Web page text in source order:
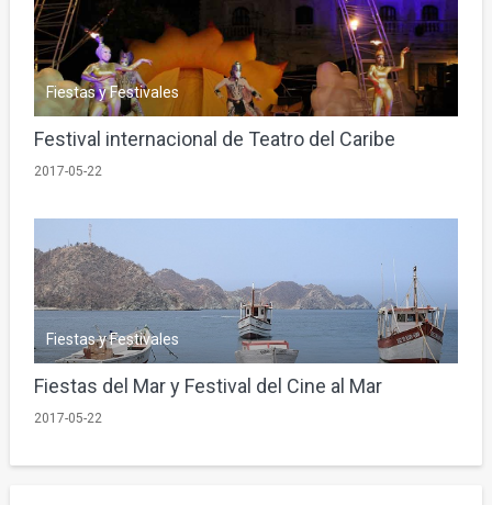
Fiestas y Festivales
Festival internacional de Teatro del Caribe
2017-05-22
Fiestas y Festivales
Fiestas del Mar y Festival del Cine al Mar
2017-05-22